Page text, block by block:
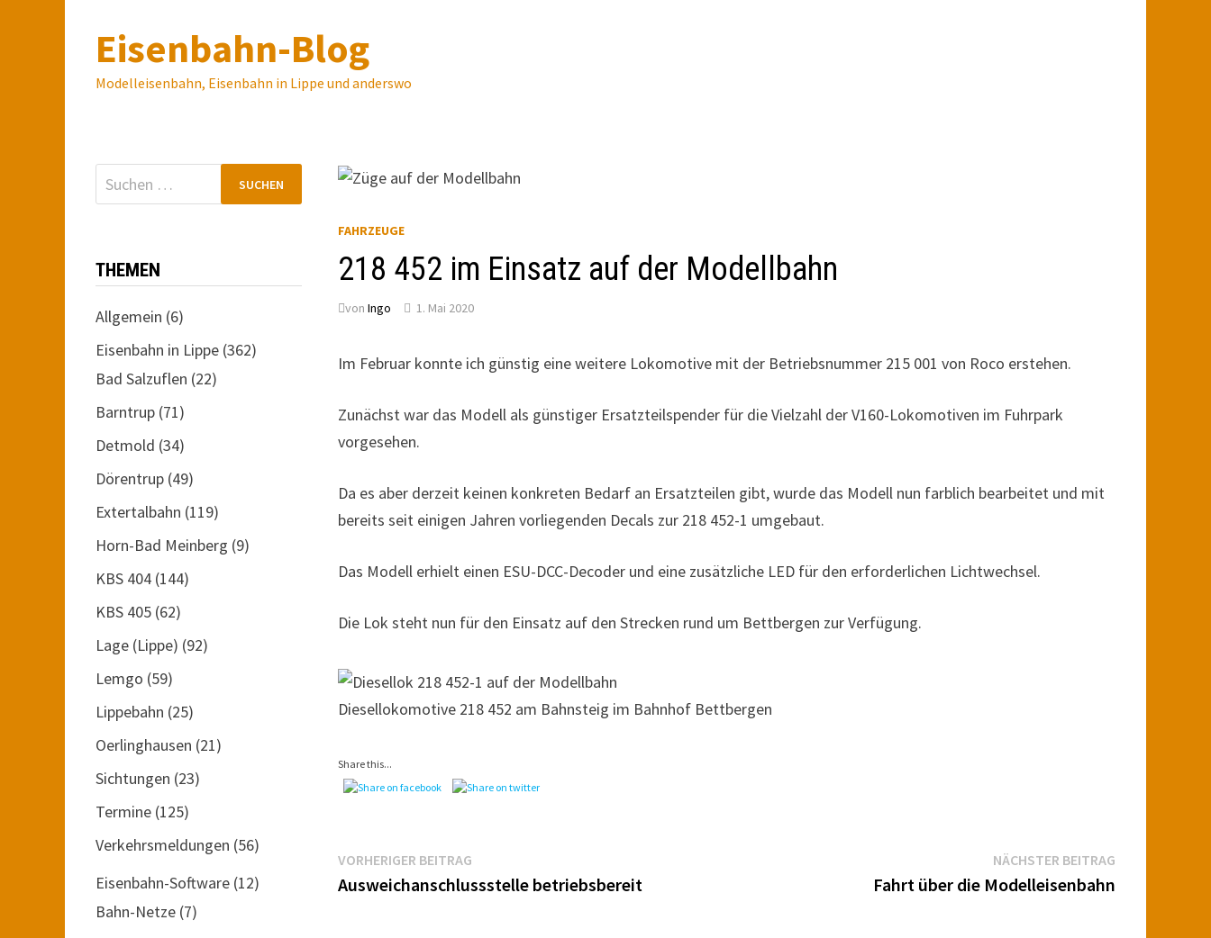
Inhalt
springenEisenbahn-Blog
Modelleisenbahn, Eisenbahn in Lippe und anderswo
FAHRZEUGE
218 452 im Einsatz auf der Modellbahn
vonIngo 1. Mai 2020
Im Februar konnte ich günstig eine weitere Lokomotive mit der Betriebsnummer 215 001 von Roco erstehen.
Zunächst war das Modell als günstiger Ersatzteilspender für die Vielzahl der V160-Lokomotiven im Fuhrpark
vorgesehen.
Da es aber derzeit keinen konkreten Bedarf an Ersatzteilen gibt, wurde das Modell nun farblich bearbeitet und mit
bereits seit einigen Jahren vorliegenden Decals zur 218 452-1 umgebaut.
Das Modell erhielt einen ESU-DCC-Decoder und eine zusätzliche LED für den erforderlichen Lichtwechsel.
Die Lok steht nun für den Einsatz auf den Strecken rund um Bettbergen zur Verfügung.
Diesellokomotive 218 452 am Bahnsteig im Bahnhof Bettbergen
Share this...
Beitragsnavigation
VORHERIGER BEITRAG
Beitrag:
Ausweichanschlussstelle betriebsbereit
NÄCHSTER BEITRAGNächster
Beitrag:
Fahrt über die Modelleisenbahn
Suchen
nach:
THEMEN
Allgemein (6)
Eisenbahn in Lippe (362)
Bad Salzuflen (22)
Barntrup (71)
Detmold (34)
Dörentrup (49)
Extertalbahn (119)
Horn-Bad Meinberg (9)
KBS 404 (144)
KBS 405 (62)
Lage (Lippe) (92)
Lemgo (59)
Lippebahn (25)
Oerlinghausen (21)
Sichtungen (23)
Termine (125)
Verkehrsmeldungen (56)
Eisenbahn-Software (12)
Bahn-Netze (7)